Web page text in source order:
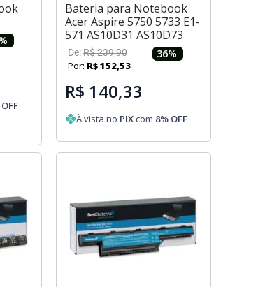
Bateria para Notebook
Acer Aspire 5750 5733 E1-
571 AS10D31 AS10D73
De:R$239,90 36%
Por: R$152,53
R$ 140,33
À vista no PIXcom 8% OFF